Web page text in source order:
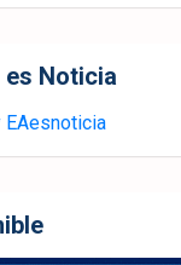
es Noticia